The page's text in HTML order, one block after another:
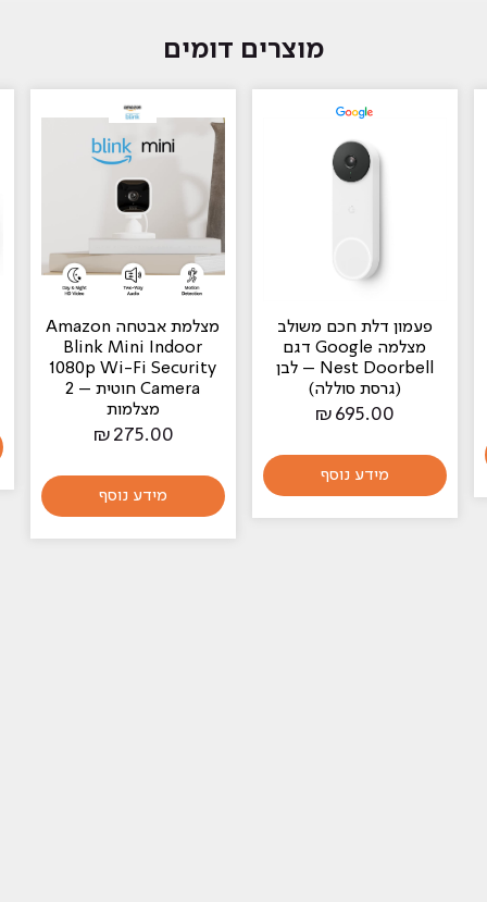
מוצרים דומים
פעמון דלת חכם משולב
מצלמה Google דגם
Nest Doorbell – לבן‏
(גרסת סוללה)
₪ 695.00
מידע נוסף
מצלמת אבטחה Amazon
Blink Mini Indoor
1080p Wi-Fi Security
Camera חוטית – 2
מצלמות
₪ 275.00
מידע נוסף